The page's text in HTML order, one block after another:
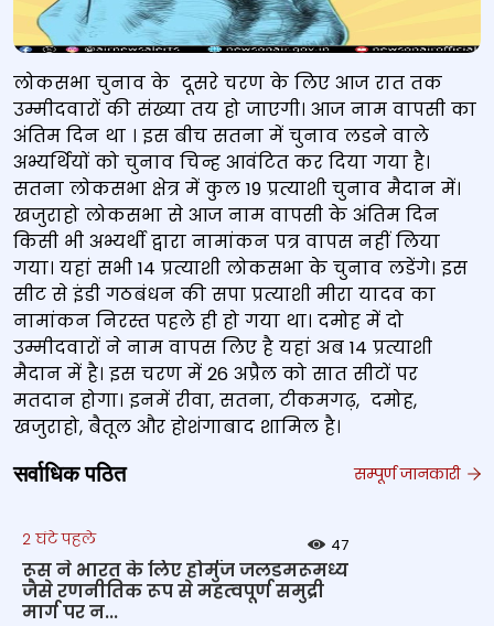
लोकसभा चुनाव के दूसरे चरण के लिए आज रात तक
उम्मीदवारों की संख्या तय हो जाएगी। आज नाम वापसी का
अंतिम दिन था । इस बीच सतना में चुनाव लडने वाले
अभ्यर्थियों को चुनाव चिन्ह आवंटित कर दिया गया है।
सतना लोकसभा क्षेत्र में कुल 19 प्रत्याशी चुनाव मैदान में।
खजुराहो लोकसभा से आज नाम वापसी के अंतिम दिन
किसी भी अभ्यर्थी द्वारा नामांकन पत्र वापस नहीं लिया
गया। यहां सभी 14 प्रत्याशी लोकसभा के चुनाव लडेंगे। इस
सीट से इंडी गठबंधन की सपा प्रत्याशी मीरा यादव का
नामांकन निरस्त पहले ही हो गया था। दमोह में दो
उम्मीदवारों ने नाम वापस लिए है यहां अब 14 प्रत्याशी
मैदान में है। इस चरण में 26 अप्रैल को सात सीटों पर
मतदान होगा। इनमें रीवा, सतना, टीकमगढ़, दमोह,
खजुराहो, बैतूल और होशंगाबाद शामिल है।
सर्वाधिक पठित सम्पूर्ण जानकारी
2 घंटे पहले 47
रूस ने भारत के लिए होर्मुज जलडमरूमध्य
जैसे रणनीतिक रूप से महत्वपूर्ण समुद्री
मार्ग पर न...